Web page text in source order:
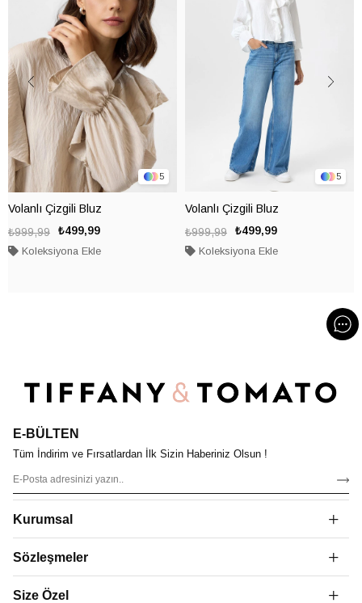
5
Volanlı Çizgili Bluz
₺499,99
₺999,99
Koleksiyona Ekle
5
Volanlı Çizgili Bluz
₺499,99
₺999,99
Koleksiyona Ekle
E-BÜLTEN
Tüm İndirim ve Fırsatlardan İlk Sizin Haberiniz Olsun !
Kurumsal
Sözleşmeler
Size Özel